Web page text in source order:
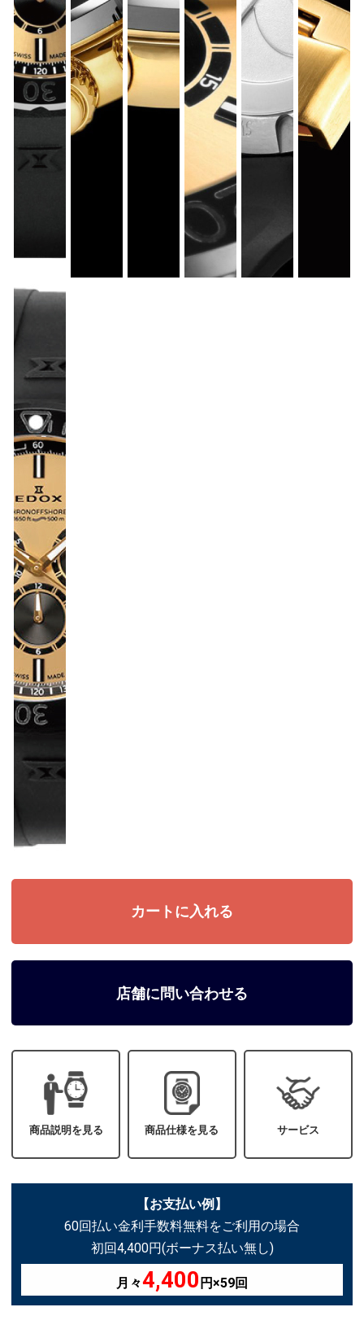
店舗に問い合わせる
商品説明を見る 商品仕様を見る サービス
【お支払い例】
60回払い金利手数料無料をご利用の場合
初回4,400円(ボーナス払い無し)
月々4,400 円×59回